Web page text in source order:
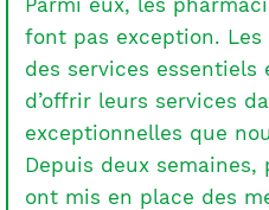
Parmi eux, les
font pas exception.
des services
d’offrir leurs services
exceptionnelles que
Depuis deux
ont mis en place des